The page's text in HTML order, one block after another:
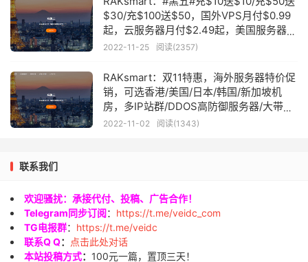
$30/充$100送$50，国外VPS月付$0.99
起，云服务器月付$2.49起，美国服务器月
付30美元起
2022-11-25 阅读(2357)
RAKsmart：双11特惠，海外服务器特价促
销，可选香港/美国/日本/韩国/新加坡机
房，多IP站群/DDOS高防御服务器/大带宽
服务器低至30美元/月
2022-11-02 阅读(1343)
联系我们
欢迎骚扰：承接代付、投稿、广告合作！
Telegram同步订阅： https://t.me/veidc_com
TG电报群： https://t.me/veidc
联系Q Q：
点击此处对话
本站投稿方式： 100元一篇，置顶三天！